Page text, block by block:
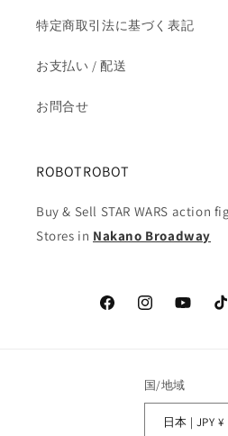
特定商取引法に基づく表記
お支払い / 配送
お問合せ
ROBOTROBOT
Buy & Sell STAR WARS action
Stores in Nakano Broadway
FacebookInstagramYouTube
国/地域
日本 | JPY ¥